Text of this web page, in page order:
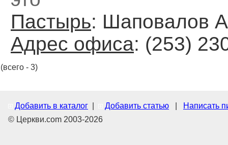
Пастырь: Шаповалов
Адрес офиса: (253)
(всего - 3)
Добавить в каталог Добавить статью
Написать
© Церкви.com 2003-2026